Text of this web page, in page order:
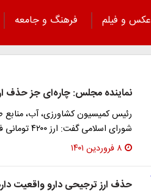
عکس و فیلم فرهنگ و جامعه
نماینده مجلس: چاره‌ای ‌جز حذف
رئیس کمیسیون کشاورزی، آب،
شورای اسلامی گفت: ارز ۴۲۰۰ تومانی فساد زا است برای حل این مشکل…
۸ فروردین ۱۴۰۱
حذف ارز ترجیحی دارو واقعیت